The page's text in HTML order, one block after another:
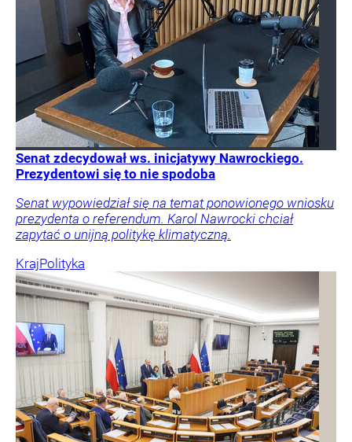
Senat zdecydował ws. inicjatywy Nawrockiego.
Prezydentowi się to nie spodoba
Senat wypowiedział się na temat ponowionego wniosku
prezydenta o referendum. Karol Nawrocki chciał
zapytać o unijną politykę klimatyczną.
KrajPolityka